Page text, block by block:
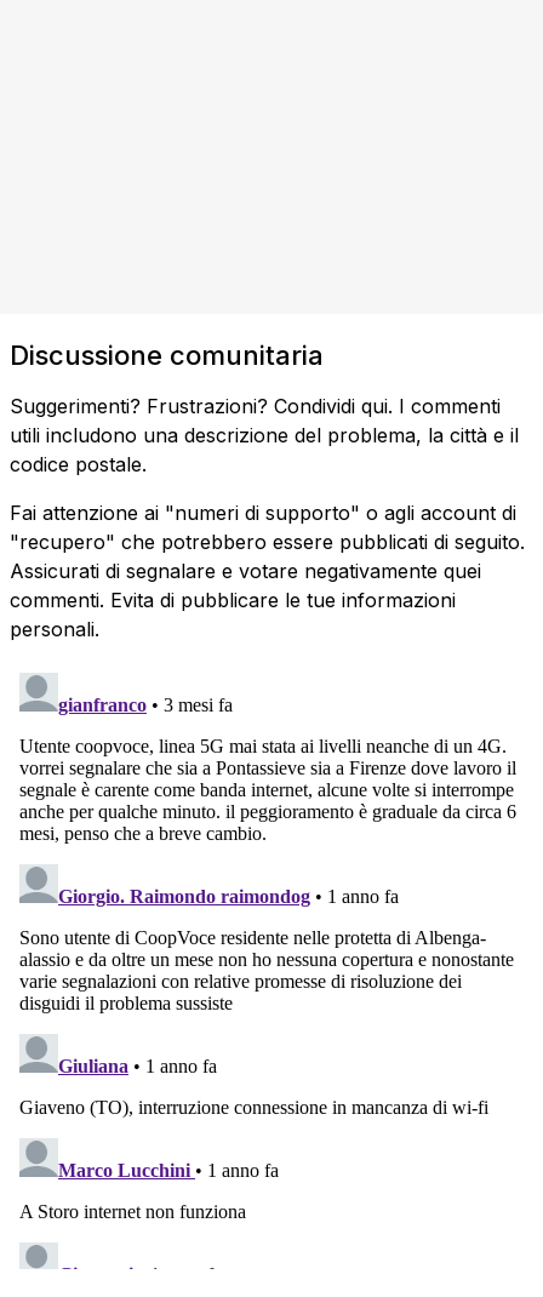
Discussione comunitaria
Suggerimenti? Frustrazioni? Condividi qui. I commenti
utili includono una descrizione del problema, la città e il
codice postale.
Fai attenzione ai "numeri di supporto" o agli account di
"recupero" che potrebbero essere pubblicati di seguito.
Assicurati di segnalare e votare negativamente quei
commenti. Evita di pubblicare le tue informazioni
personali.